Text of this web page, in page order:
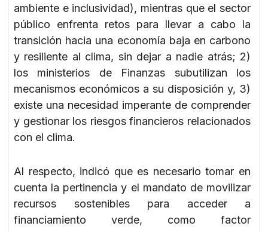
ambiente e inclusividad), mientras que el sector
público enfrenta retos para llevar a cabo la
transición hacia una economía baja en carbono
y resiliente al clima, sin dejar a nadie atrás; 2)
los ministerios de Finanzas subutilizan los
mecanismos económicos a su disposición y, 3)
existe una necesidad imperante de comprender
y gestionar los riesgos financieros relacionados
con el clima.
Al respecto, indicó que es necesario tomar en
cuenta la pertinencia y el mandato de movilizar
recursos sostenibles para acceder a
financiamiento verde, como factor